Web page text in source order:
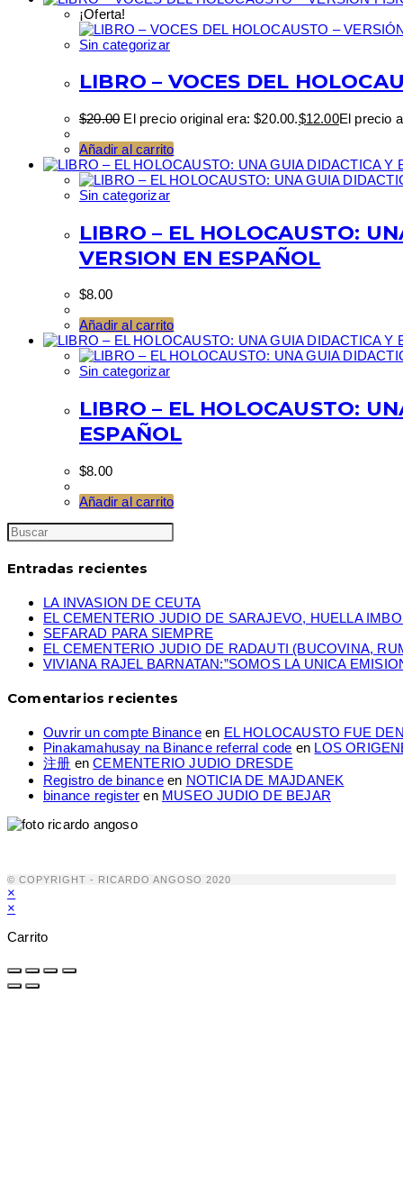
¡Oferta!
Sin categorizar
LIBRO – VOCES DEL
$20.00 El precio original era: $20.00.$12.00El precio
Añadir al carrito
Sin categorizar
LIBRO – EL HOLOCAUSTO:
VERSION EN ESPAÑOL
$8.00
Añadir al carrito
Sin categorizar
LIBRO – EL HOLOCAUSTO:
ESPAÑOL
$8.00
Añadir al carrito
Entradas recientes
LA INVASION DE CEUTA
EL CEMENTERIO JUDIO DE SARAJEVO, HUELLA
SEFARAD PARA SIEMPRE
EL CEMENTERIO JUDIO DE RADAUTI (BUCOVINA,
VIVIANA RAJEL BARNATAN:”SOMOS LA UNICA
Comentarios recientes
Ouvrir un compte Binanceen EL HOLOCAUSTO FUE
Pinakamahusay na Binance referral code en LOS
注册 enCEMENTERIO JUDIO DRESDE
Registro de binanceen NOTICIA DE MAJDANEK
binance register en MUSEO JUDIO DE BEJAR
© COPYRIGHT - RICARDO ANGOSO 2020
×
×
Carrito